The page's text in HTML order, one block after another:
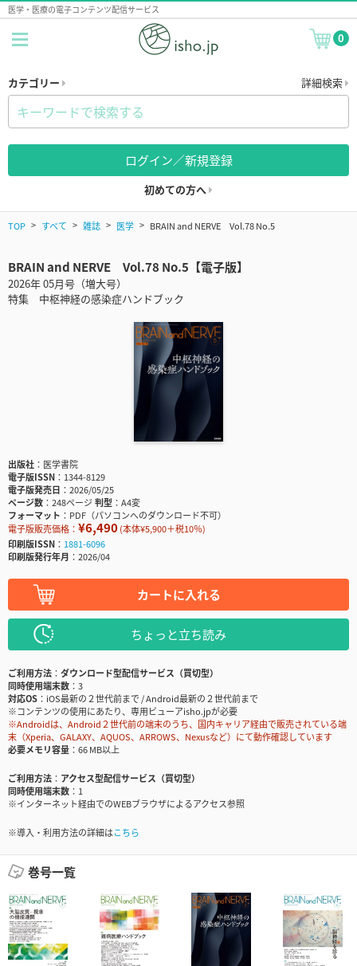
医学・医療の電子コンテンツ配信サービス
0
カテゴリー 詳細検索
ログイン／新規登録
初めての方へ
TOP すべて 雑誌 医学 BRAIN and NERVE Vol.78 No.5
BRAIN and NERVE Vol.78 No.5【電子版】
2026年 05月号（増大号）
特集 中枢神経の感染症ハンドブック
出版社
医学書院
電子版ISSN
1344-8129
電子版発売日
2026/05/25
ページ数
248ページ判型
A4変
フォーマット
PDF（パソコンへのダウンロード不可）
電子版販売価格： ¥6,490(本体¥5,900＋税10％)
印刷版ISSN
1881-6096
印刷版発行年月
2026/04
カートに入れる
ちょっと立ち読み
ご利用方法
ダウンロード型配信サービス（買切型）
同時使用端末数
3
対応OS
iOS最新の２世代前まで / Android最新の２世代前まで
※コンテンツの使用にあたり、専用ビューアisho.jpが必要
※Androidは、Android２世代前の端末のうち、国内キャリア経由で販売されている端
末（Xperia、GALAXY、AQUOS、ARROWS、Nexusなど）にて動作確認しています
必要メモリ容量
66 MB以上
ご利用方法
アクセス型配信サービス（買切型）
同時使用端末数
1
※インターネット経由でのWEBブラウザによるアクセス参照
※導入・利用方法の詳細はこちら
巻号一覧